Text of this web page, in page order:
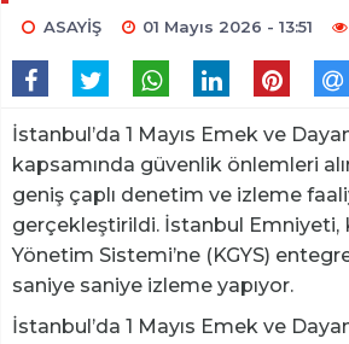
ASAYİŞ 01 Mayıs 2026 - 13:51
İstanbul’da 1 Mayıs Emek ve
kapsamında güvenlik önlemleri
geniş çaplı denetim ve izleme
gerçekleştirildi. İstanbul Emniyeti,
Yönetim Sistemi’ne (KGYS)
saniye saniye izleme yapıyor.
İstanbul’da 1 Mayıs Emek ve